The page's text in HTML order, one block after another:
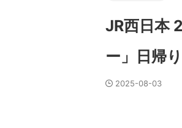
JR西日本
ー」日帰
2025-08-03